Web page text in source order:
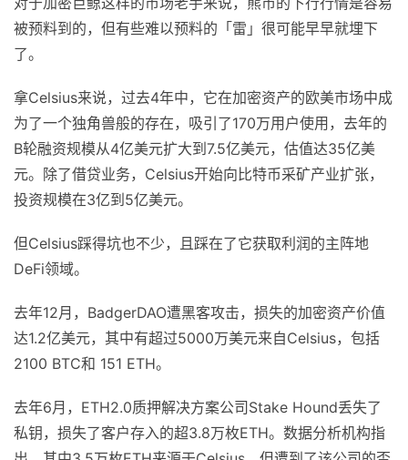
被预料到的，但有些难以预料的「雷」很可能早早就埋下
了。
拿Celsius来说，过去4年中，它在加密资产的欧美市场中成
为了一个独角兽般的存在，吸引了170万用户使用，去年的
B轮融资规模从4亿美元扩大到7.5亿美元，估值达35亿美
元。除了借贷业务，Celsius开始向比特币采矿产业扩张，
投资规模在3亿到5亿美元。
但Celsius踩得坑也不少，且踩在了它获取利润的主阵地
DeFi领域。
去年12月，BadgerDAO遭黑客攻击，损失的加密资产价值
达1.2亿美元，其中有超过5000万美元来自Celsius，包括
2100 BTC和 151 ETH。
去年6月，ETH2.0质押解决方案公司Stake Hound丢失了
私钥，损失了客户存入的超3.8万枚ETH。数据分析机构指